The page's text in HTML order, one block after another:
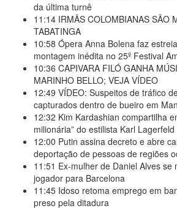
da última turnê
11:14 IRMÃS COLOMBIANAS SÃO
TABATINGA
10:58 Ópera Anna Bolena faz
montagem inédita no 25º Festival
10:36 CAPIVARA FILÓ GANHA
MARINHO BELLO; VEJA VÍDEO
12:49 VÍDEO: Suspeitos de tráfico
capturados dentro de bueiro em
12:32 Kim Kardashian compartilha
milionária” do estilista Karl Lagerfeld
12:00 Putin assina decreto e abre
deportação de pessoas de regiões
11:51 Ex-mulher de Daniel Alves se
jogador para Barcelona
11:45 Idoso retoma emprego em
preso pela ditadura